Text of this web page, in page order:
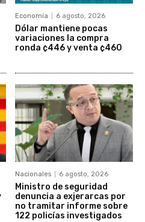
Economía 6 agosto, 2026
Dólar mantiene pocas
variaciones la compra
ronda ¢446 y venta ¢460
Nacionales 6 agosto, 2026
Ministro de seguridad
denuncia a exjerarcas por
no tramitar informe sobre
122 policías investigados